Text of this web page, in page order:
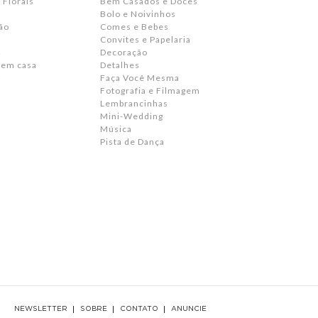
casa
Bolo e Noivinhos
Comes e Bebes
Convites e Papelaria
Decoração
Detalhes
Faça Você Mesma
Fotografia e Filmagem
Lembrancinhas
Mini-Wedding
Música
Pista de Dança
NEWSLETTER SOBRE CONTATO ANUNCIE